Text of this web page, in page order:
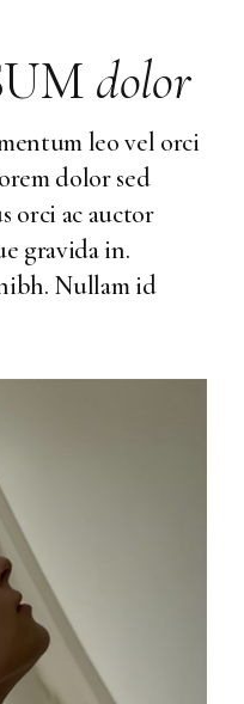
dolor
leo vel orci
dolor sed
orci ac auctor
gravida in.
Nullam id